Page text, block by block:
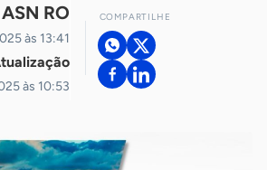
ASN RO
às 13:41
às 10:53
COMPARTILHE